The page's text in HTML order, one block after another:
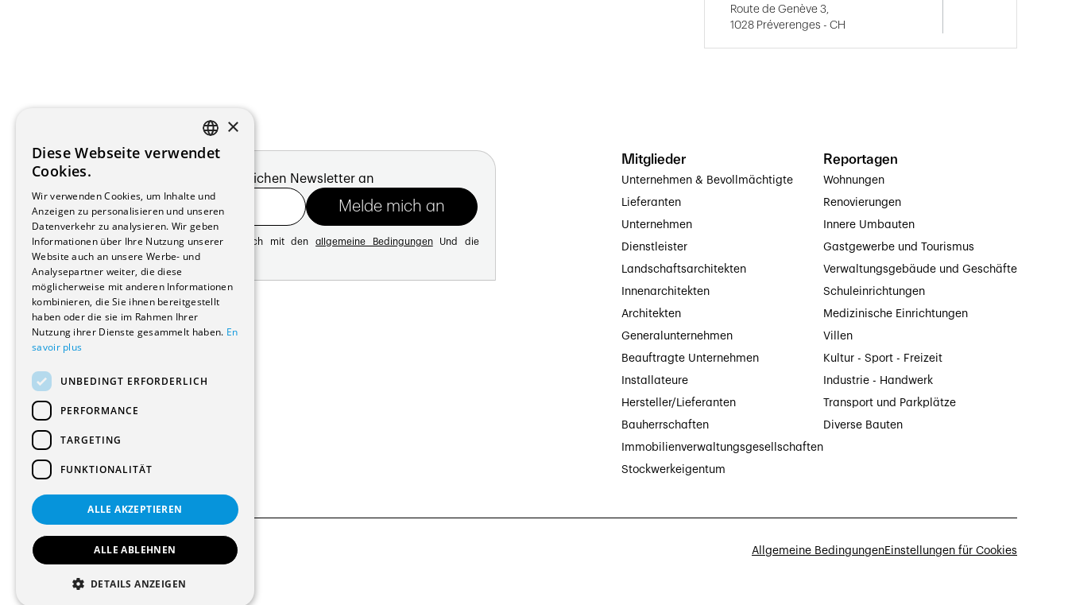
Route de Genève 3,
1028 Préverenges - CH
Melde dich für unseren monatlichen Newsletter an
Mit der Registrierung erklären Sie sich mit denallgemeine BedingungenUnd die
Datenschutzrichtlinie
Adresse:
Avenue de Longemalle 21
1020 Renens
Schweiz
Kontakt:
Plattform: +41 21 631 10 50
info@architectes.ch
Mitglieder
Unternehmen & Bevollmächtigte
Lieferanten
Unternehmen
Dienstleister
Landschaftsarchitekten
Innenarchitekten
Architekten
Generalunternehmen
Beauftragte Unternehmen
Installateure
Hersteller/Lieferanten
Bauherrschaften
Immobilienverwaltungsgesellschaften
Stockwerkeigentum
Reportagen
Wohnungen
Renovierungen
Innere Umbauten
Gastgewerbe und Tourismus
Verwaltungsgebäude und Geschäfte
Schuleinrichtungen
Medizinische Einrichtungen
Villen
Kultur - Sport - Freizeit
Industrie - Handwerk
Transport und Parkplätze
Diverse Bauten
© 2026 Alle Rechte vorbehalten Allgemeine BedingungenEinstellungen für Cookies
FRENCH
×
Diese Webseite verwendet
Cookies.
Wir verwenden Cookies, um Inhalte und
Anzeigen zu personalisieren und unseren
Datenverkehr zu analysieren. Wir geben
Informationen über Ihre Nutzung unserer
Website auch an unsere Werbe- und
Analysepartner weiter, die diese
möglicherweise mit anderen Informationen
kombinieren, die Sie ihnen bereitgestellt
haben oder die sie im Rahmen Ihrer
Nutzung ihrer Dienste gesammelt haben. En
savoir plus
UNBEDINGT ERFORDERLICH
PERFORMANCE
TARGETING
FUNKTIONALITÄT
ALLE AKZEPTIEREN
ALLE ABLEHNEN
DETAILS ANZEIGEN